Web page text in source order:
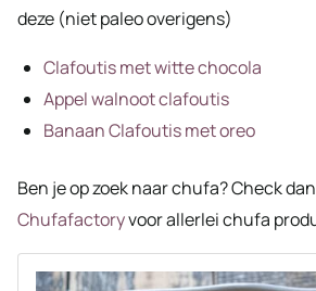
deze (niet paleo overigens)
Clafoutis met witte chocola
Appel walnoot clafoutis
Banaan Clafoutis met oreo
Ben je op zoek naar chufa? Check
Chufafactoryvoor allerlei chufa